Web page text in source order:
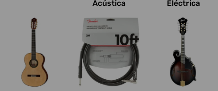
Acústica
Eléctrica